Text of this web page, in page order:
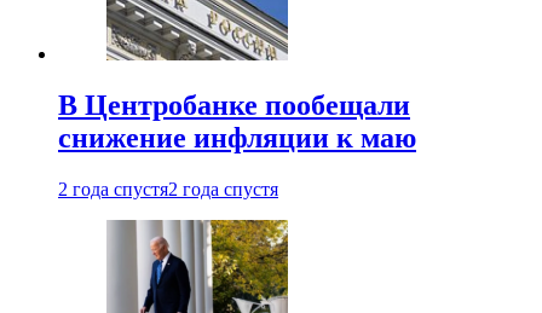
В Центробанке пообещали
снижение инфляции к маю
2 года спустя2 года спустя